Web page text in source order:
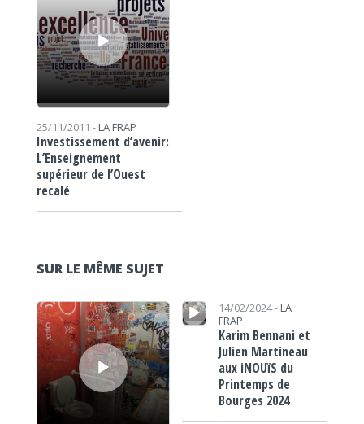
25/11/2011 - LA FRAP
Investissement d’avenir:
L’Enseignement
supérieur de l’Ouest
recalé
SUR LE MÊME SUJET
Lecteur audio
Lecteur audio 14/02/2024 - LA
FRAP
Karim Bennani et
Julien Martineau
aux iNOUïS du
Printemps de
Bourges 2024